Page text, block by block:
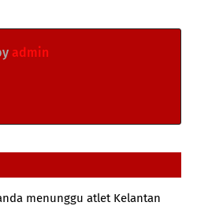
admin
menunggu atlet Kelantan